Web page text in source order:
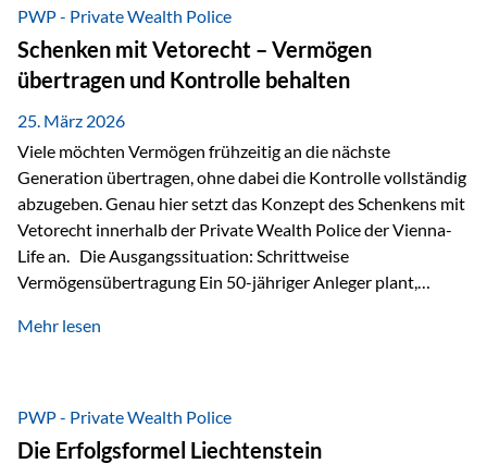
und Unternehmen. Ein wesentliches Merkmal ist die
Staatsfinanzierung: Liechtenstein weist keine
Staatsschulden auf, und der Schutz der wirtschaftlichen
Interessen der Bevölkerung ist in der Verfassung verankert.
Besonders hervorzuheben ist hierbei Artikel 14 der
liechtensteinischen Verfassung. Darin…
PWP - Private Wealth Police
Schenken mit Vetorecht – Vermögen
übertragen und Kontrolle behalten
25. März 2026
Viele möchten Vermögen frühzeitig an die nächste
Generation übertragen, ohne dabei die Kontrolle vollständig
abzugeben. Genau hier setzt das Konzept des Schenkens mit
Vetorecht innerhalb der Private Wealth Police der Vienna-
Life an. Die Ausgangssituation: Schrittweise
Vermögensübertragung Ein 50-jähriger Anleger plant,
der steuerliche Freibetrag optimal genutzt werden, sondern
strukturierte, langfristige Vermögensübertragung, ohne die
Kontrolle vollständig aus der Hand zu geben. Die Lösung:
Abschmelzung mit Vetorecht Die Umsetzung erfolgt über die
Mehr lesen
PWP - Private Wealth Police
Die Erfolgsformel Liechtenstein